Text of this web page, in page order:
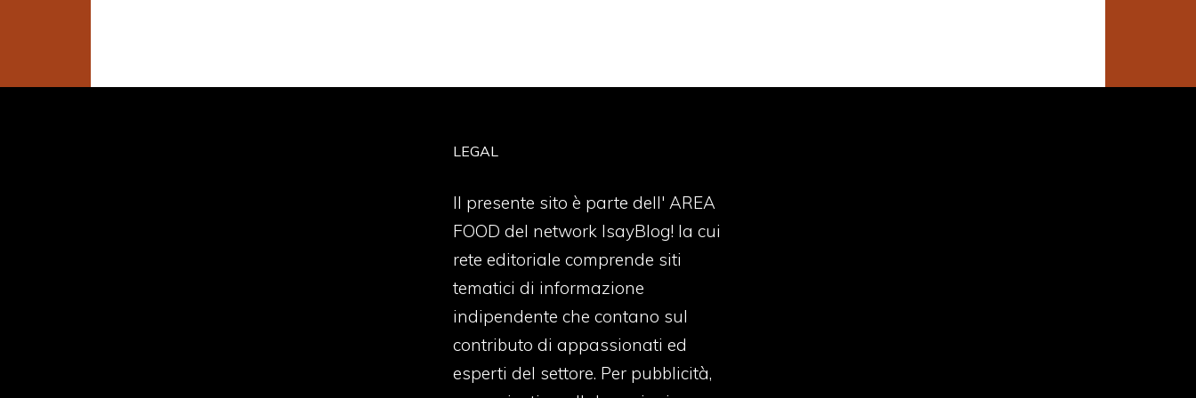
LEGAL
Il presente sito è parte dell' AREA
FOOD del network IsayBlog! la cui
rete editoriale comprende siti
tematici di informazione
indipendente che contano sul
contributo di appassionati ed
esperti del settore. Per pubblicità,